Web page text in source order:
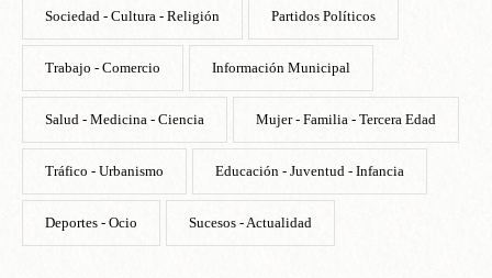
Sociedad - Cultura - Religión Partidos Políticos
Trabajo - Comercio Información Municipal
Salud - Medicina - Ciencia Mujer - Familia - Tercera Edad
Tráfico - Urbanismo Educación - Juventud - Infancia
Deportes - Ocio Sucesos - Actualidad